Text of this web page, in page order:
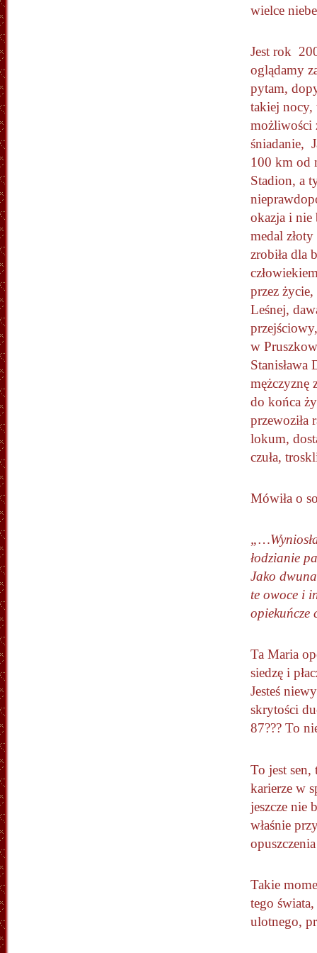
wielce
Jest rok
oglądamy
pytam,
takiej nocy,
możliwości
śniadanie,
100 km od
Stadion, a
okazja i nie
medal
zrobiła dla
przez
Leśnej,
w
Stanisława
mężczyznę
do końca
przewoziła
lokum,
czuła,
Mówiła o
łodzianie
Jako
te owoce i
Ta Maria
siedzę i
Jesteś
skrytości
87??? To
To jest
karierze w
jeszcze nie
właśnie
Takie
tego
ulotnego,